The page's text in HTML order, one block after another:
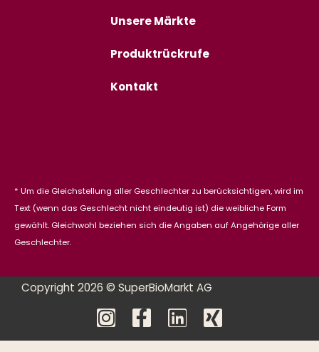
Unsere Märkte
Produktrückrufe
Kontakt
* Um die Gleichstellung aller Geschlechter zu berücksichtigen, wird im
Text (wenn das Geschlecht nicht eindeutig ist) die weibliche Form
gewählt. Gleichwohl beziehen sich die Angaben auf Angehörige aller
Geschlechter.
Copyright 2026 © SuperBioMarkt AG